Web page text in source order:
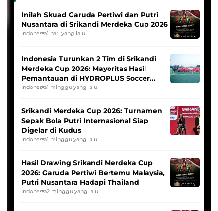
Inilah Skuad Garuda Pertiwi dan Putri
Nusantara di Srikandi Merdeka Cup 2026
Indonesia1 hari yang lalu
Indonesia Turunkan 2 Tim di Srikandi
Merdeka Cup 2026: Mayoritas Hasil
Pemantauan di HYDROPLUS Soccer
League
Indonesia1 minggu yang lalu
Srikandi Merdeka Cup 2026: Turnamen
Sepak Bola Putri Internasional Siap
Digelar di Kudus
Indonesia1 minggu yang lalu
Hasil Drawing Srikandi Merdeka Cup
2026: Garuda Pertiwi Bertemu Malaysia,
Putri Nusantara Hadapi Thailand
Indonesia2 minggu yang lalu